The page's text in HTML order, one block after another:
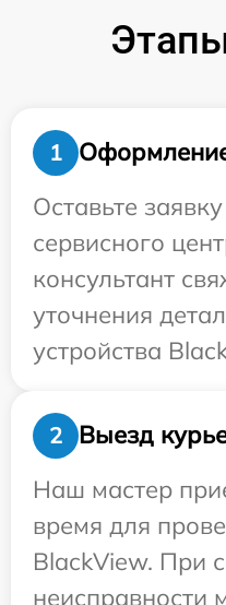
1
Оставьте
сервисного
консультант
уточнения
устройства
2
Выезд
Наш мастер
время для
BlackView. При
неисправности